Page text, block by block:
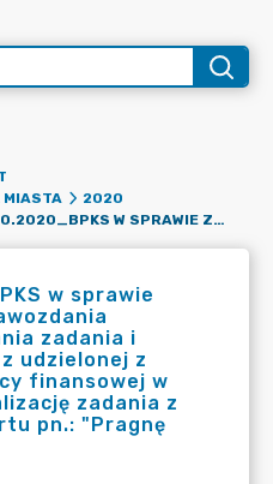
MIASTA
2020
OR.0050.220.2020_BPKS W SPRAWIE ZAAKCEPTOWANIA SPRAWOZDANIA KOŃCOWEGO Z WYKONANIA ZADANIA I PRZYJĘCIA ROZLICZENIA Z UDZIELONEJ Z BUDŻETU GMINY POMOCY FINANSOWEJ W FORMIE DOTACJI NA REALIZACJĘ ZADANIA Z ZAKRESU ROZWOJU SPORTU PN.: "PRAGNĘ ZWYCIĘŻYĆ - ORGAN
w sprawie
zadania i
udzielonej z
finansowej w
zadania z
pn.: "Pragnę